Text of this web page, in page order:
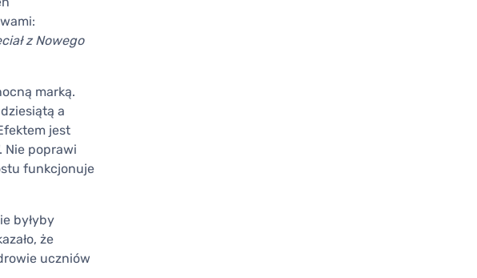
z Nowego
marką.
a
jest
Nie poprawi
funkcjonuje
byłyby
że
uczniów